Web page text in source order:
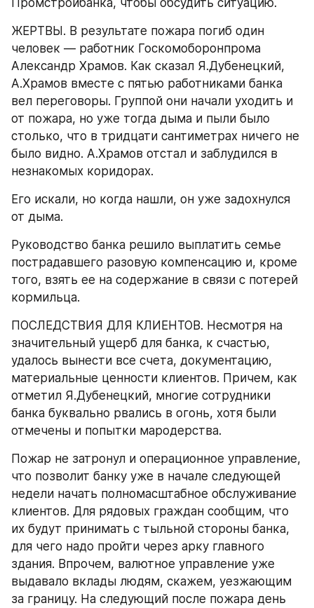
ЖЕРТВЫ. В результате пожара погиб один
человек — работник Госкомоборонпрома
Александр Храмов. Как сказал Я.Дубенецкий,
А.Храмов вместе с пятью работниками банка
вел переговоры. Группой они начали уходить и
от пожара, но уже тогда дыма и пыли было
столько, что в тридцати сантиметрах ничего не
было видно. А.Храмов отстал и заблудился в
незнакомых коридорах.
Его искали, но когда нашли, он уже задохнулся
от дыма.
Руководство банка решило выплатить семье
пострадавшего разовую компенсацию и, кроме
того, взять ее на содержание в связи с потерей
кормильца.
ПОСЛЕДСТВИЯ ДЛЯ КЛИЕНТОВ. Несмотря на
значительный ущерб для банка, к счастью,
удалось вынести все счета, документацию,
материальные ценности клиентов. Причем, как
отметил Я.Дубенецкий, многие сотрудники
банка буквально рвались в огонь, хотя были
отмечены и попытки мародерства.
Пожар не затронул и операционное управление,
что позволит банку уже в начале следующей
недели начать полномасштабное обслуживание
клиентов. Для рядовых граждан сообщим, что
их будут принимать с тыльной стороны банка,
для чего надо пройти через арку главного
здания. Впрочем, валютное управление уже
выдавало вклады людям, скажем, уезжающим
за границу. На следующий после пожара день